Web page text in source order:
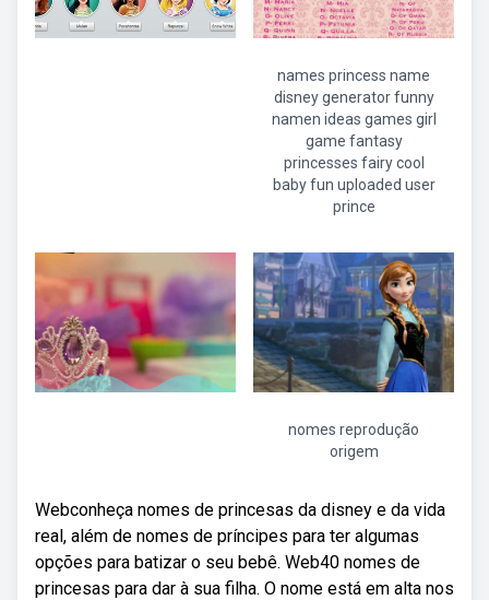
names princess name
disney generator funny
namen ideas games girl
game fantasy
princesses fairy cool
baby fun uploaded user
prince
nomes reprodução
origem
Webconheça nomes de princesas da disney e da vida
real, além de nomes de príncipes para ter algumas
opções para batizar o seu bebê. Web40 nomes de
princesas para dar à sua filha. O nome está em alta nos